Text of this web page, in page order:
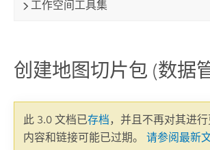
工作空间工具集
创建地图切片包 (数据
此 3.0 文档已存档，并且不再对其进
内容和链接可能已过期。 请参阅最新